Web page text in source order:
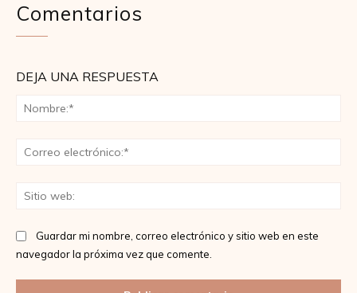
Comentarios
DEJA UNA RESPUESTA
Guardar mi nombre, correo electrónico y sitio web en este
navegador la próxima vez que comente.